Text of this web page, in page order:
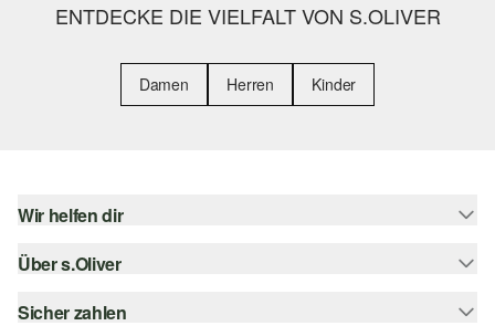
ENTDECKE DIE VIELFALT VON S.OLIVER
Damen Herren Kinder
Wir helfen dir
Hilfe & FAQ
Größenberatung
Über s.Oliver
Newsletter
Sicher zahlen